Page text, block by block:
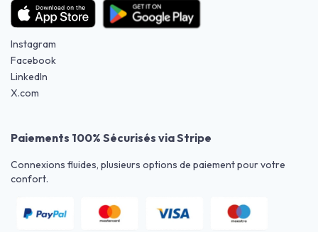
Instagram
Facebook
LinkedIn
X.com
Paiements 100% Sécurisés via Stripe
Connexions fluides, plusieurs options de paiement pour votre
confort.